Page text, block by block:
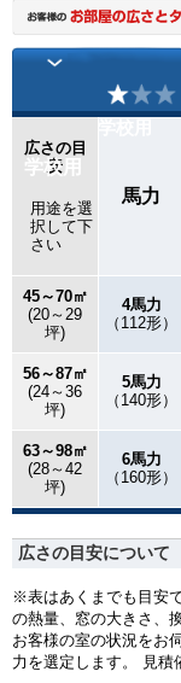
学校用
広さの目
安
用途を選
択して下
さい
馬力
45～70㎡
(20～29
坪)
4馬力
（112形）
56～87㎡
(24～36
坪)
5馬力
（140形）
63～98㎡
(28～42
坪)
6馬力
（160形）
広さの目安について
※表はあくまでも目安
の熱量、窓の大きさ、
お客様の室の状況をお
力を選定します。 見積